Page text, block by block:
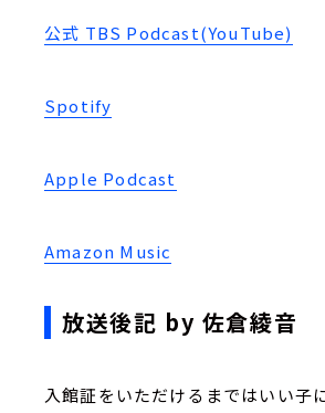
公式 TBS Podcast(YouTube)
Spotify
Apple Podcast
Amazon Music
放送後記 by 佐倉綾音
入館証をいただけるまではいい子